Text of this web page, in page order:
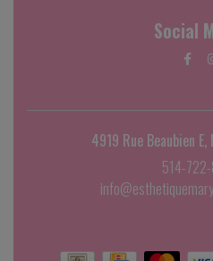
Social
4919 Rue Beaubien
514-